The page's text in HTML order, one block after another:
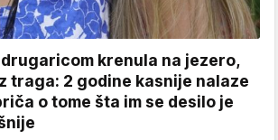
krenula na jezero,
traga: 2 godine kasnije nalaze
o tome šta im se desilo je